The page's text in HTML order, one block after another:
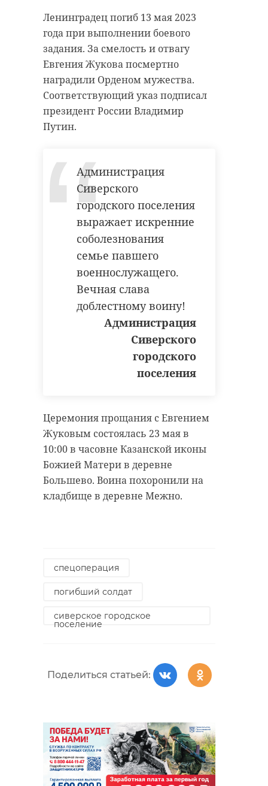
Ленинградец погиб 13 мая 2023
года при выполнении боевого
задания. За смелость и отвагу
Евгения Жукова посмертно
наградили Орденом мужества.
Соответствующий указ подписал
президент России Владимир
Путин.
Администрация
Сиверского
городского поселения
выражает искренние
соболезнования
семье павшего
военнослужащего.
Вечная слава
доблестному воину!
Администрация
Сиверского
городского
поселения
Церемония прощания с Евгением
Жуковым состоялась 23 мая в
10:00 в часовне Казанской иконы
Божией Матери в деревне
Большево. Воина похоронили на
кладбище в деревне Межно.
спецоперация
погибший солдат
сиверское городское
поселение
Поделиться статьей: